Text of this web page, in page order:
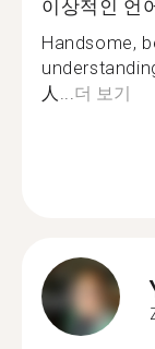
이상적인 언
Handsome,
人...더 보기